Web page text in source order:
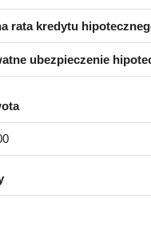
rata kredytu
ubezpieczenie